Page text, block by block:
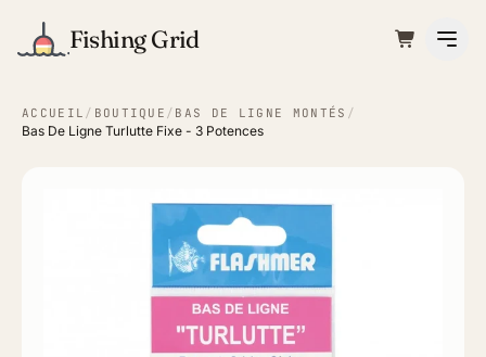
Fishing Grid
ACCUEIL / BOUTIQUE / BAS DE LIGNE MONTÉS /
Bas De Ligne Turlutte Fixe - 3 Potences